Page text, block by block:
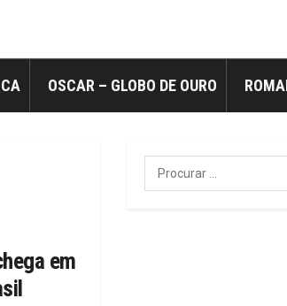
OSCAR – GLOBO DE OURO
em